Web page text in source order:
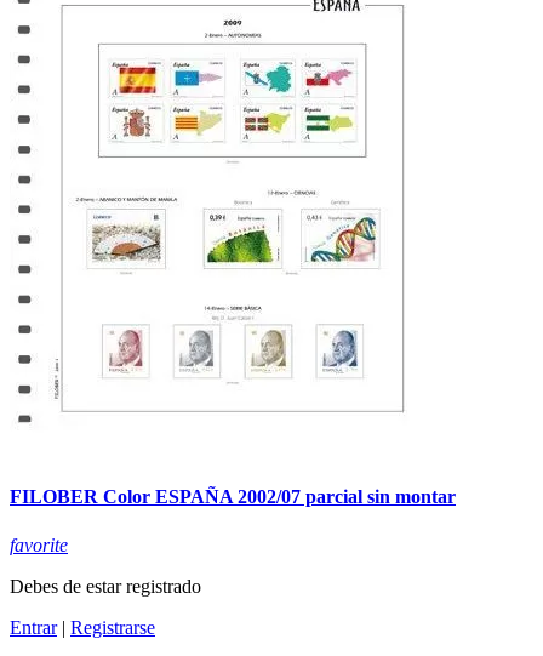
FILOBER Color ESPAÑA 2002/07 parcial sin montar
favorite
Debes de estar registrado
Entrar| Registrarse